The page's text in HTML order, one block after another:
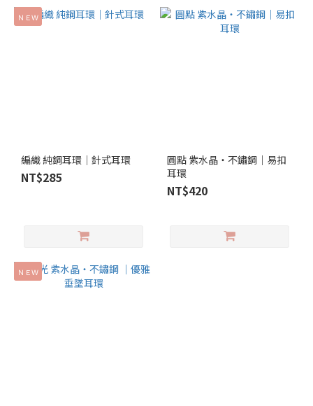
ＮＥＷ
編織 純鋼耳環│針式耳環
NT$285
圓點 紫水晶‧不鏽鋼｜易扣
耳環
NT$420
ＮＥＷ